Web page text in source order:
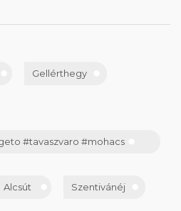
Gellérthegy
#tavaszvaro #mohacs
Alcsút Szentivánéj